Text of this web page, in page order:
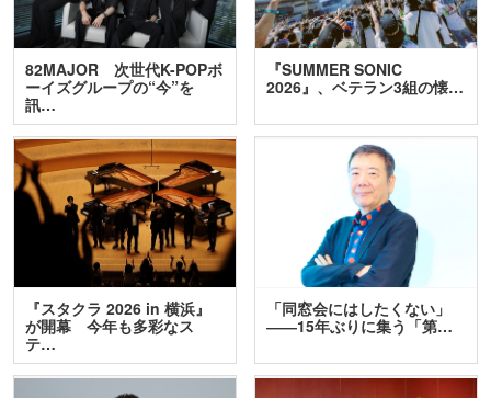
82MAJOR 次世代K-POPボ
ーイズグループの“今”を
訊…
『SUMMER SONIC
2026』、ベテラン3組の懐…
『スタクラ 2026 in 横浜』
が開幕 今年も多彩なス
テ…
「同窓会にはしたくない」
――15年ぶりに集う「第…